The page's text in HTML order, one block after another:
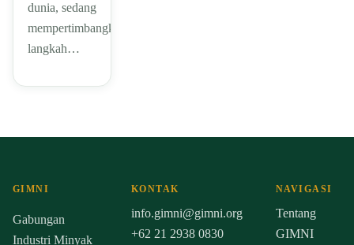
dunia, sedang
mempertimbangkan
langkah…
GIMNI
Gabungan
Industri Minyak
KONTAK
info.gimni@gimni.org
+62 21 2938 0830
NAVIGASI
Tentang
GIMNI